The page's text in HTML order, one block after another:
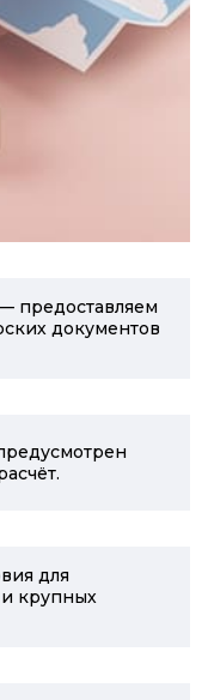
предоставляем
документов
для
крупных